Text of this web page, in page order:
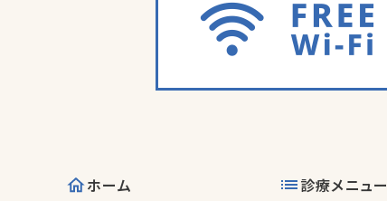
ホーム 診療メニュー